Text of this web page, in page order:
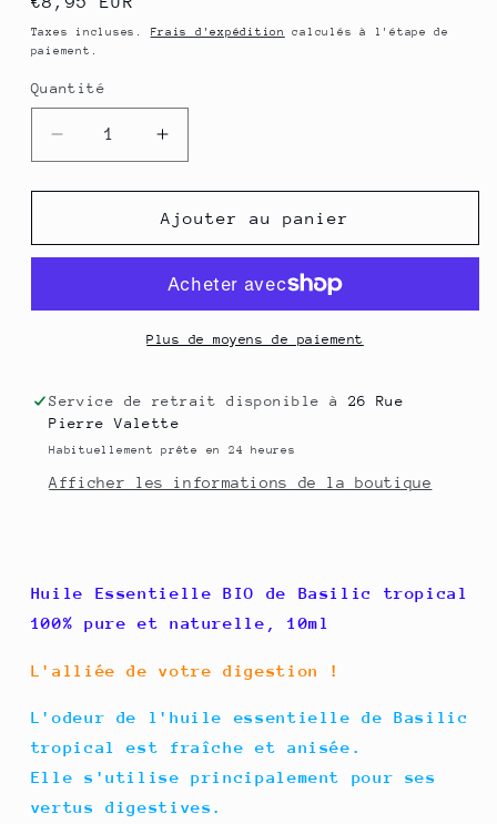
habituel
Taxes incluses. Frais d'expédition
calculés à l'étape de
paiement.
Quantité
Quantité
Réduire
la
quantité
HE
BIO
Augmenter
la
quantité
de
HE
Tropical
BIO
-
Ajouter au panier
Plus de moyens de paiement
Service de retrait disponible à 26 Rue
Pierre Valette
Habituellement prête en 24 heures
Afficher les informations de la boutique
Huile Essentielle BIO de Basilic tropical
100% pure et naturelle, 10ml
L'alliée de votre digestion !
L'odeur de l'huile essentielle de Basilic
tropical est fraîche et anisée.
Elle s'utilise principalement pour ses
vertus digestives.